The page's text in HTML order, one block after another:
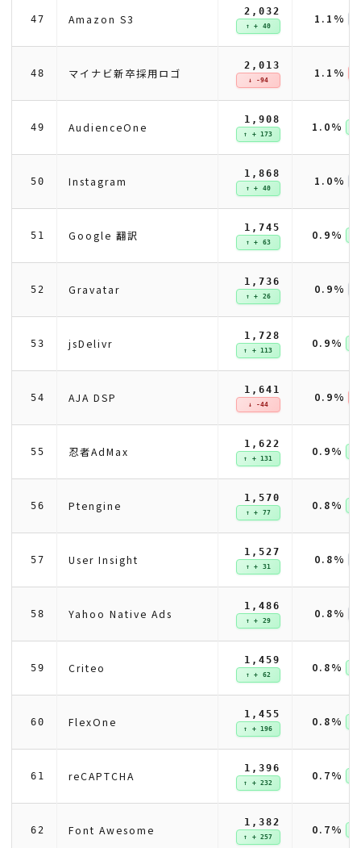
47 Amazon S3
2,032
↑ + 40 1.1%
48 マイナビ新卒採用ロゴ
2,013
↓ -94 1.1%
49 AudienceOne
1,908
↑ + 173 1.0%
50 Instagram
1,868
↑ + 40 1.0%
51 Google 翻訳
1,745
↑ + 63 0.9%
52 Gravatar
1,736
↑ + 26 0.9%
53 jsDelivr
1,728
↑ + 113 0.9%
54 AJA DSP
1,641
↓ -44 0.9%
55 忍者AdMax
1,622
↑ + 131 0.9%
56 Ptengine
1,570
↑ + 77 0.8%
57 User Insight
1,527
↑ + 31 0.8%
58 Yahoo Native Ads
1,486
↑ + 29 0.8%
59 Criteo
1,459
↑ + 62 0.8%
60 FlexOne
1,455
↑ + 196 0.8%
61 reCAPTCHA
1,396
↑ + 232 0.7%
62 Font Awesome
1,382
↑ + 257 0.7%